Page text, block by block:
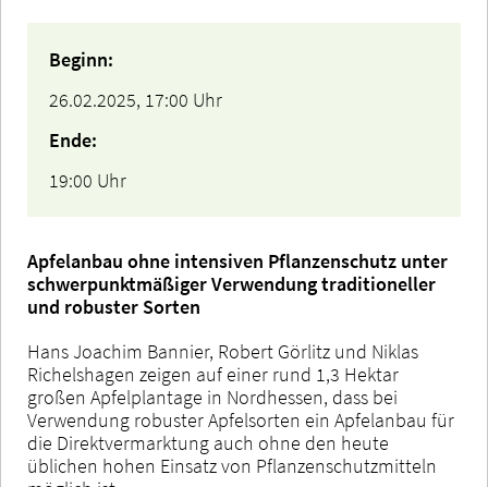
Beginn:
26.02.2025, 17:00 Uhr
Ende:
19:00 Uhr
Apfelanbau ohne intensiven Pflanzenschutz unter
schwerpunktmäßiger Verwendung traditioneller
und robuster Sorten
Hans Joachim Bannier, Robert Görlitz und Niklas
Richelshagen zeigen auf einer rund 1,3 Hektar
großen Apfelplantage in Nordhessen, dass bei
Verwendung robuster Apfelsorten ein Apfelanbau für
die Direktvermarktung auch ohne den heute
üblichen hohen Einsatz von Pflanzenschutzmitteln